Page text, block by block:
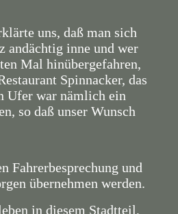
uns, daß man sich
andächtig inne und wer
Mal hinübergefahren,
Spinnacker, das
Ufer war nämlich ein
so daß unser Wunsch
Fahrerbesprechung und
übernehmen werden.
in diesem Stadtteil,